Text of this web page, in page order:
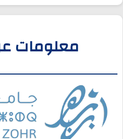
معلومات